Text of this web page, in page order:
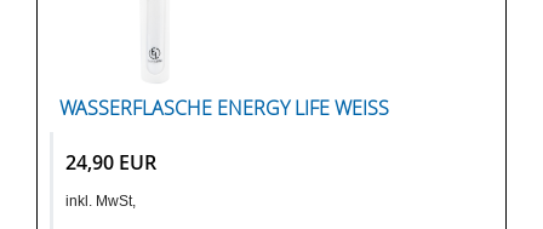
WASSERFLASCHE ENERGY LIFE WEISS
24,90 EUR
inkl. MwSt,